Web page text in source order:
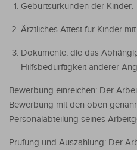
Geburtsurkunden der Kinder.
Ärztliches Attest für Kinder
Dokumente, die das
Hilfsbedürftigkeit anderer
Bewerbung einreichen: Der
Bewerbung mit den oben
Personalabteilung seines
Prüfung und Auszahlung: Der